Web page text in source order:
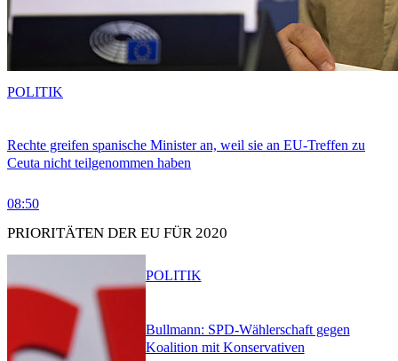
Rechte greifen spanische Minister an, weil sie an EU-Treffen zu
Ceuta nicht teilgenommen haben
08:50
POLITIK
PRIORITÄTEN DER EU FÜR 2020
Bullmann: SPD-Wählerschaft gegen
Koalition mit Konservativen
POLITIK